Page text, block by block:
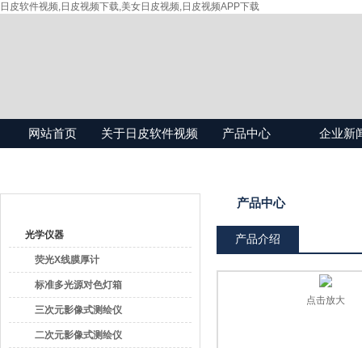
日皮软件视频,日皮视频下载,美女日皮视频,日皮视频APP下载
网站首页 关于日皮软件视频 产品中心 企业新
光学仪器
荧光X线膜厚计
标准多光源对色灯箱
三次元影像式测绘仪
二次元影像式测绘仪
产品中心
产品介绍
点击放大